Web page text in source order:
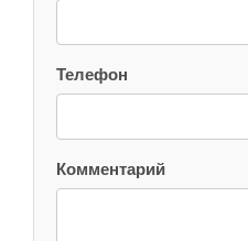
Телефон
Комментарий